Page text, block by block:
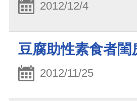
2012/12/4
豆腐助性素食者閨
2012/11/25